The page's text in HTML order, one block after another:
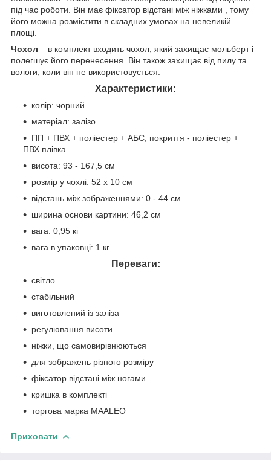
під час роботи. Він має фіксатор відстані між ніжками , тому
його можна розмістити в складних умовах на невеликій
площі.
Чохол – в комплект входить чохол, який захищає мольберт і
полегшує його перенесення. Він також захищає від пилу та
вологи, коли він не використовується.
Характеристики:
колір: чорний
матеріал: залізо
ПП + ПВХ + поліестер + АБС, покриття - поліестер +
ПВХ плівка
висота: 93 - 167,5 см
розмір у чохлі: 52 х 10 см
відстань між зображеннями: 0 - 44 см
ширина основи картини: 46,2 см
вага: 0,95 кг
вага в упаковці: 1 кг
Переваги:
світло
стабільний
виготовлений із заліза
регулювання висоти
ніжки, що самовирівнюються
для зображень різного розміру
фіксатор відстані між ногами
кришка в комплекті
торгова марка MAALEO
Приховати